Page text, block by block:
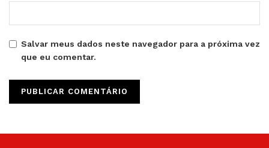
Salvar meus dados neste navegador para a próxima vez
que eu comentar.